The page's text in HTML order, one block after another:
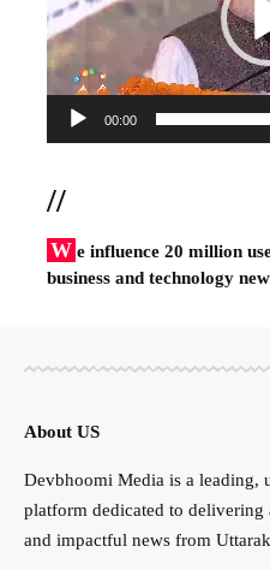
00:00
//
W e influence 20 million
business and technology
About US
Devbhoomi Media is a leading,
platform dedicated to delivering
and impactful news from